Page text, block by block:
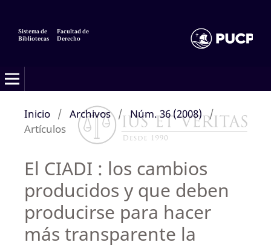
Sistema de
Bibliotecas
Facultad de
Derecho
Inicio / Archivos / Núm. 36 (2008) /
Artículos
El CIADI : los cambios
producidos y que deben
producirse para hacer
más transparente la